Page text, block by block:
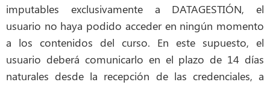
imputables exclusivamente a DATAGESTIÓN, el
usuario no haya podido acceder en ningún momento
a los contenidos del curso. En este supuesto, el
usuario deberá comunicarlo en el plazo de 14 días
naturales desde la recepción de las credenciales, a